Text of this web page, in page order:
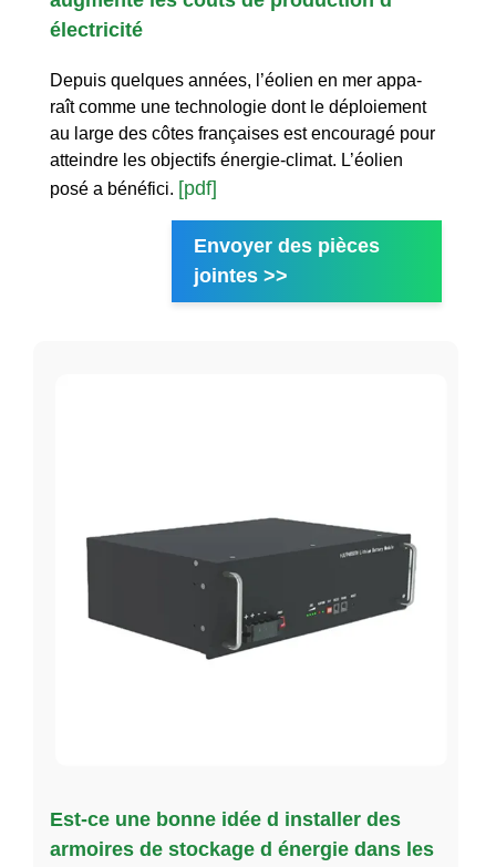
électricité
Depuis quelques années, l’éolien en mer appa-
raît comme une technologie dont le déploiement
au large des côtes françaises est encouragé pour
atteindre les objectifs énergie-climat. L’éolien
posé a bénéfici. [pdf]
Envoyer des pièces
jointes >>
Est-ce une bonne idée d installer des
armoires de stockage d énergie dans les